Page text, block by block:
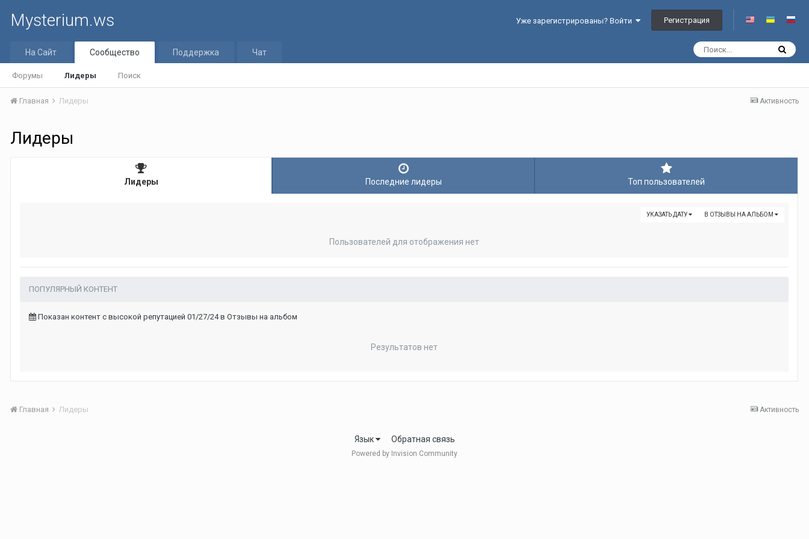
Mysterium.ws Уже зарегистрированы? Войти Регистрация
На Сайт Сообщество
Форумы Лидеры Поиск
Поддержка Чат
Активность
Главная Лидеры
Лидеры
Лидеры Последние лидеры Топ пользователей
В ОТЗЫВЫ НА АЛЬБОМ
УКАЗАТЬ ДАТУ
Пользователей для отображения нет
ПОПУЛЯРНЫЙ КОНТЕНТ
Показан контент с высокой репутацией 01/27/24 в Отзывы на альбом
Результатов нет
Активность
Главная Лидеры
Язык Обратная связь
Powered by Invision Community